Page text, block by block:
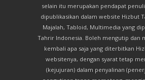
selain itu merupakan pendapat
dipublikasikan dalam website Hizbut
Majalah, Tabloid, Multimedia yang
Tahrir Indonesia. Boleh mengutip dan
kembali apa saja yang diterbitkan
websitenya, dengan syarat tetap
(kejujuran) dalam penyalinan